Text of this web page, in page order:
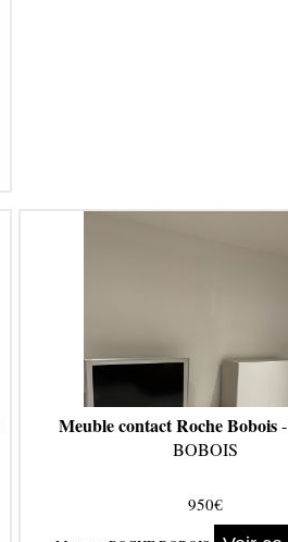
Meuble contact Roche Bobois
BOBOIS
950€